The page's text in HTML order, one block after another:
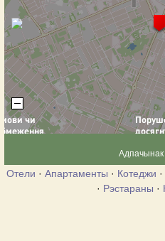
Адпачынак
Отели · Апартаменты · Котеджи ·
· Рэстараны ·